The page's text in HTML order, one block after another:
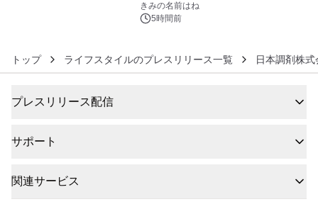
きみの名前はね
5時間前
トップ ライフスタイルのプレスリリース一覧 日本調剤株式
プレスリリース配信
サポート
関連サービス